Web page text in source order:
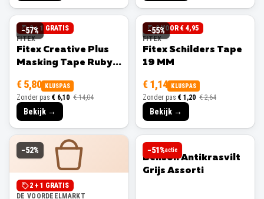
−57%
3 + 1 GRATIS
FITEX
Fitex Creative Plus
Masking Tape Ruby
€ 5,80 KLUSPAS
Zonder pas € 6,10 € 14,04
Bekijk →
−55%
3 VOOR € 4,95
FITEX
Fitex Schilders Tape
19 MM
€ 1,14 KLUSPAS
Zonder pas € 1,20 € 2,64
Bekijk →
−52%
2 + 1 GRATIS
DE VOORDEELMARKT
−51%actie
BENSON
Benson Antikrasvilt
Grijs Assorti